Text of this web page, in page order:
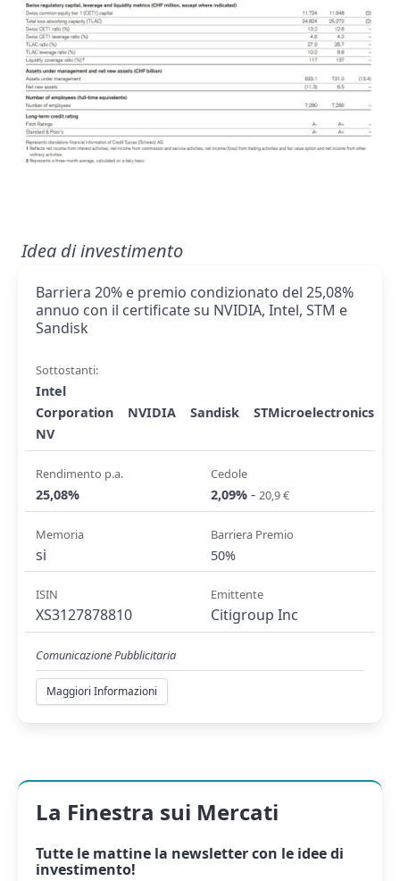
Idea di investimento
Barriera 20% e premio condizionato del 25,08%
annuo con il certificate su NVIDIA, Intel, STM e
Sandisk
Sottostanti:
Intel
Corporation
NVIDIA Sandisk
STMicroelectronics
NV
Rendimento p.a.
25,08%
Cedole
2,09% - 20,9 €
Memoria
si
Barriera Premio
50%
ISIN
XS3127878810
Emittente
Citigroup Inc
Comunicazione Pubblicitaria
Maggiori Informazioni
La Finestra sui Mercati
Tutte le mattine la newslettercon le idee di
investimento!